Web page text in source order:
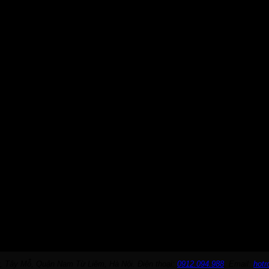
Mỗ, Quận Nam Từ Liêm, Hà Nội. Điện thoại: 0912.094.988. Email: